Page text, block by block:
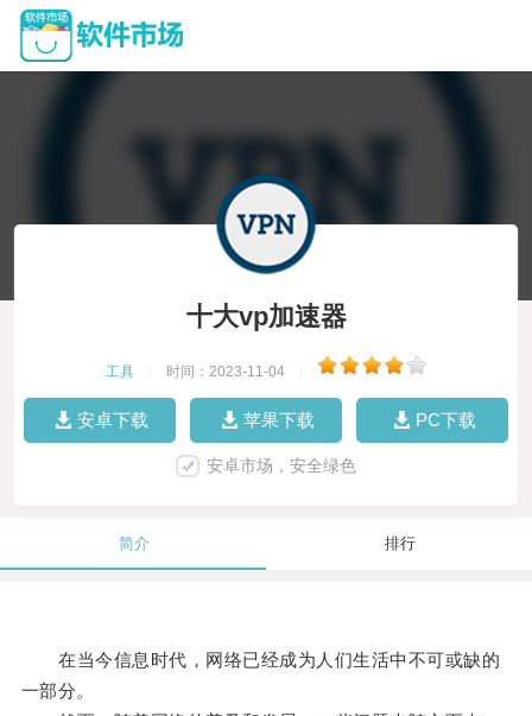
十大vp加速器
工具 时间：2023-11-04
安卓下载 苹果下载 PC下载
安卓市场，安全绿色
简介 排行
在当今信息时代，网络已经成为人们生活中不可或缺的
一部分。